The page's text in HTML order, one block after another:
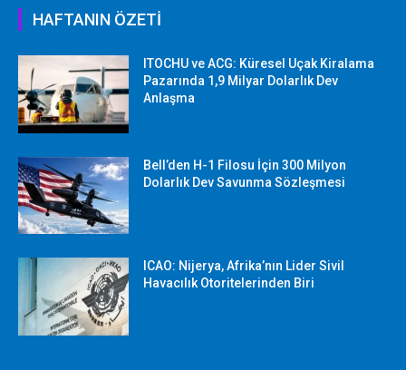
HAFTANIN ÖZETİ
ITOCHU ve ACG: Küresel Uçak Kiralama
Pazarında 1,9 Milyar Dolarlık Dev
Anlaşma
Bell’den H-1 Filosu İçin 300 Milyon
Dolarlık Dev Savunma Sözleşmesi
ICAO: Nijerya, Afrika’nın Lider Sivil
Havacılık Otoritelerinden Biri